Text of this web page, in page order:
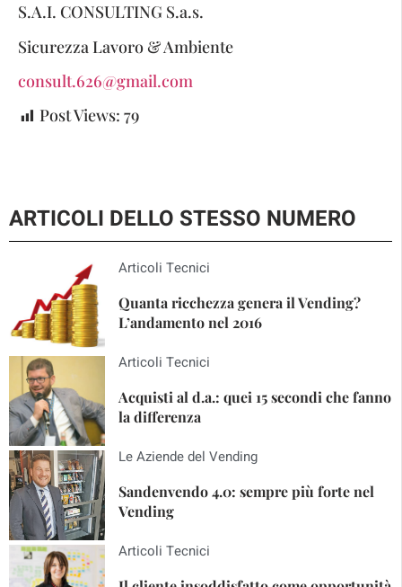
S.A.I. CONSULTING S.a.s.
Sicurezza Lavoro & Ambiente
consult.626@gmail.com
Post Views: 79
ARTICOLI DELLO STESSO NUMERO
Articoli Tecnici
Quanta ricchezza genera il Vending?
L’andamento nel 2016
Articoli Tecnici
Acquisti al d.a.: quei 15 secondi che fanno
la differenza
Le Aziende del Vending
Sandenvendo 4.0: sempre più forte nel
Vending
Articoli Tecnici